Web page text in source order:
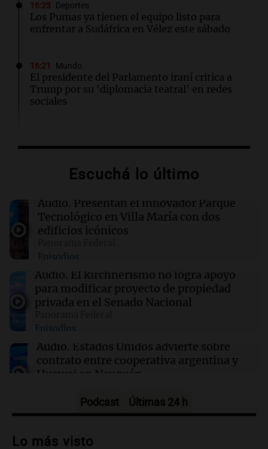
16:23 Deportes
Los Pumas ya tienen el equipo listo para
enfrentar a Sudáfrica en Vélez este sábado
16:21 Mundo
El presidente del Parlamento iraní critica a
Trump por su 'diplomacia teatral' en redes
sociales
"Difundan el milagro": el recuerdo de una
16:19 Boca Juniors
Boca confirmó cuándo llegará al país el
ecuatoriano Enner Valencia
16:06 Mundo
Crisis sanitaria en Cisjordania: las políticas
israelíes afectan gravemente el acceso a la
salud
16:02 Mundo
Las primarias de Tennessee marcan el debut
de un controvertido mapa parlamentario que
Escuchá lo último
Audio. Presentan el innovador Parque
Tecnológico en Villa María con dos
edificios icónicos
Episodios
Audio. El kirchnerismo no logra apoyo
para modificar proyecto de propiedad
privada en el Senado Nacional
Episodios
Audio. Estados Unidos advierte sobre
contrato entre cooperativa argentina y
Huawei en Neuquén
Audio.El vicegobernador de Salta resalta
provincia y su integración
Podcast Últimas 24 h
Lo más visto